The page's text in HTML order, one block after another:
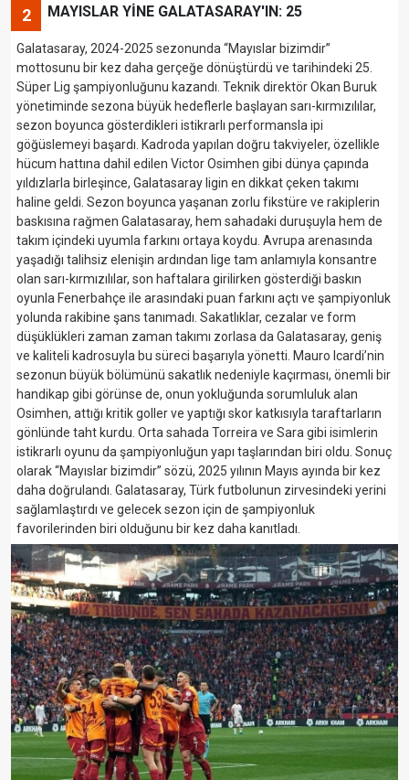
2 MAYISLAR YİNE GALATASARAY'IN: 25
Galatasaray, 2024-2025 sezonunda “Mayıslar bizimdir”
mottosunu bir kez daha gerçeğe dönüştürdü ve tarihindeki 25.
Süper Lig şampiyonluğunu kazandı. Teknik direktör Okan Buruk
yönetiminde sezona büyük hedeflerle başlayan sarı-kırmızılılar,
sezon boyunca gösterdikleri istikrarlı performansla ipi
göğüslemeyi başardı. Kadroda yapılan doğru takviyeler, özellikle
hücum hattına dahil edilen Victor Osimhen gibi dünya çapında
yıldızlarla birleşince, Galatasaray ligin en dikkat çeken takımı
haline geldi. Sezon boyunca yaşanan zorlu fikstüre ve rakiplerin
baskısına rağmen Galatasaray, hem sahadaki duruşuyla hem de
takım içindeki uyumla farkını ortaya koydu. Avrupa arenasında
yaşadığı talihsiz elenişin ardından lige tam anlamıyla konsantre
olan sarı-kırmızılılar, son haftalara girilirken gösterdiği baskın
oyunla Fenerbahçe ile arasındaki puan farkını açtı ve şampiyonluk
yolunda rakibine şans tanımadı. Sakatlıklar, cezalar ve form
düşüklükleri zaman zaman takımı zorlasa da Galatasaray, geniş
ve kaliteli kadrosuyla bu süreci başarıyla yönetti. Mauro Icardi’nin
sezonun büyük bölümünü sakatlık nedeniyle kaçırması, önemli bir
handikap gibi görünse de, onun yokluğunda sorumluluk alan
Osimhen, attığı kritik goller ve yaptığı skor katkısıyla taraftarların
gönlünde taht kurdu. Orta sahada Torreira ve Sara gibi isimlerin
istikrarlı oyunu da şampiyonluğun yapı taşlarından biri oldu. Sonuç
olarak “Mayıslar bizimdir” sözü, 2025 yılının Mayıs ayında bir kez
daha doğrulandı. Galatasaray, Türk futbolunun zirvesindeki yerini
sağlamlaştırdı ve gelecek sezon için de şampiyonluk
favorilerinden biri olduğunu bir kez daha kanıtladı.